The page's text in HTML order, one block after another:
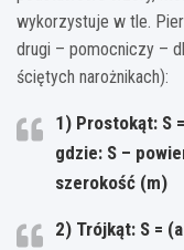
wykorzystuje w tle.
drugi – pomocniczy –
ściętych narożnikach):
1) Prostokąt: S
gdzie: S –
szerokość (m)
2) Trójkąt: S =